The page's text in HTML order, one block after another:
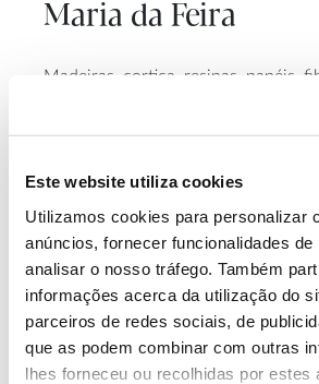
Este website utiliza cookies
Utilizamos cookies para personalizar
anúncios, fornecer funcionalidades
analisar o nosso tráfego. Também
informações acerca da utilização do
parceiros de redes sociais, de
que as podem combinar com outras
lhes forneceu ou recolhidas por estes
Maria da Feira
Madeiras, cortiça, resinas, papéis,
Estes são alguns dos muitos
várias coleções e museus da floresta
do país. Fique a conhecer alguns
ideal para dias de inverno.